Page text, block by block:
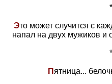
Это может случится с
напал на двух мужиков и
П ятница...